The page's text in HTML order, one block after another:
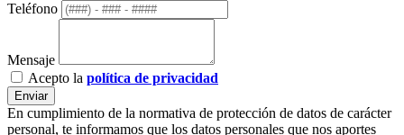
Teléfono
Mensaje
Acepto la política de privacidad
Enviar
En cumplimiento de la normativa de protección de datos de carácter
personal, te informamos que los datos personales que nos aportes